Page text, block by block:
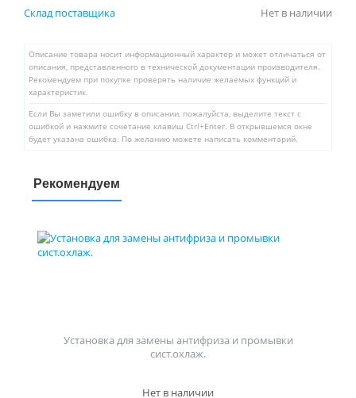
Склад поставщика Нет в наличии
Описание товара носит информационный характер и может отличаться от
описания, представленного в технической документации производителя.
Рекомендуем при покупке проверять наличие желаемых функций и
характеристик.
Если Вы заметили ошибку в описании, пожалуйста, выделите текст с
ошибкой и нажмите сочетание клавиш Ctrl+Enter. В открывшемся окне
будет указана ошибка. По желанию можете написать комментарий.
Рекомендуем
Установка для замены антифриза и промывки
сист.охлаж.
Нет в наличии